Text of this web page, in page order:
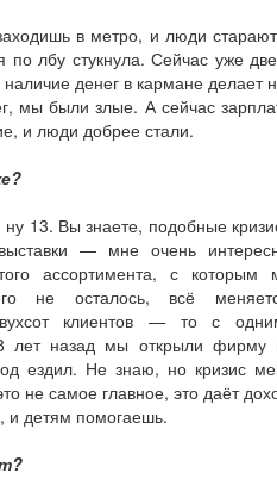
в метро, и люди
по лбу стукнула. Сейчас уже
денег в кармане делает
мы были злые. А сейчас
и люди добрее стали.
13. Вы знаете, подобные
— мне очень
ассортимента, с которым
не осталось, всё
клиентов — то с
лет назад мы открыли фирму
ездил. Не знаю, но кризис
не самое главное, это даёт
и детям помогаешь.